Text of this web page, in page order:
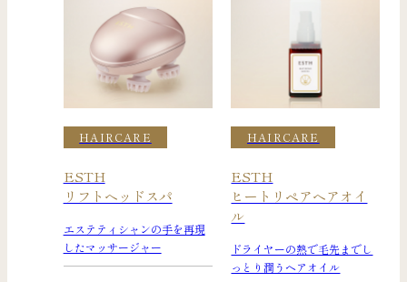
HAIRCARE
ESTH
リフトヘッドスパ
エステティシャンの手を再現
したマッサージャー
HAIRCARE
ESTH
ヒートリペアヘアオイ
ル
ドライヤーの熱で毛先までし
っとり潤うヘアオイル